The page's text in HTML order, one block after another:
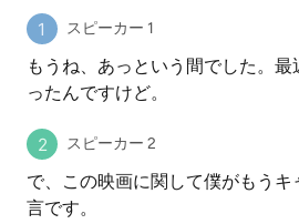
スピーカー 1
もうね、あっという間でした。
ったんですけど。
スピーカー 2
で、この映画に関して僕がもう
言です。